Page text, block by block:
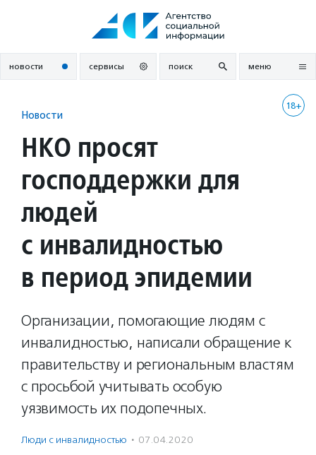
новости сервисы поиск меню
18+
Новости
НКО просят
господдержки для
людей
с инвалидностью
в период эпидемии
Организации, помогающие людям с
инвалидностью, написали обращение к
правительству и региональным властям
с просьбой учитывать особую
уязвимость их подопечных.
Люди с инвалидностью · 07.04.2020